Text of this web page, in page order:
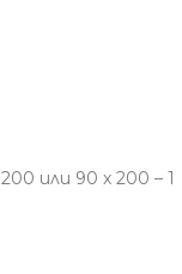
или 90 x 200 – 1